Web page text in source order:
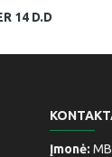
14 D.D
Įmonė: